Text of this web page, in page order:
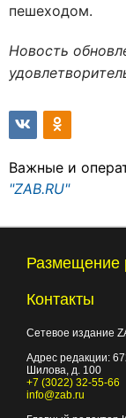
пешеходом.
Новость
Важные и
"ZAB.RU"
Размещение
Контакты
Сетевое издание
Адрес редакции:
Шилова, д. 100
+7 (3022) 32-55-66
info@zab.ru